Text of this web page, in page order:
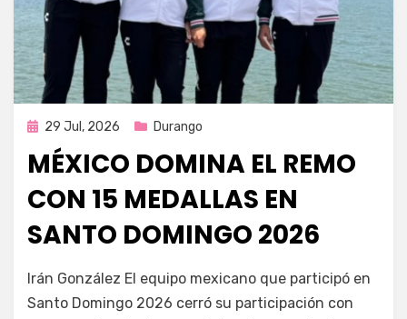
Publicada
29 Jul, 2026 Durango
MÉXICO DOMINA EL REMO
CON 15 MEDALLAS EN
SANTO DOMINGO 2026
por Fernando Miranda Servín
Irán González El equipo mexicano que participó en
Santo Domingo 2026 cerró su participación con